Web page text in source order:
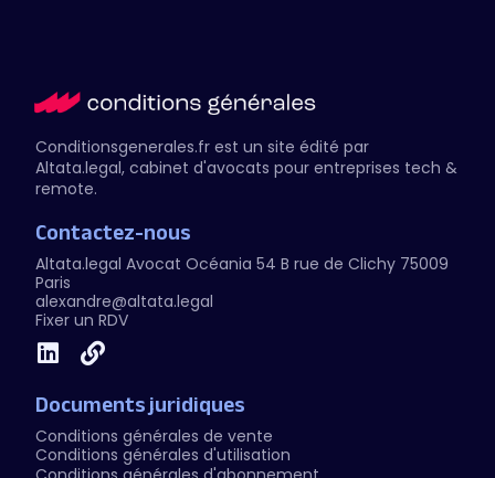
Conditionsgenerales.fr est un site édité par
Altata.legal, cabinet d'avocats pour entreprises tech &
remote.
Contactez-nous
Altata.legal Avocat Océania 54 B rue de Clichy 75009
Paris
alexandre@altata.legal
Fixer un RDV
Documents juridiques
Conditions générales de vente
Conditions générales d'utilisation